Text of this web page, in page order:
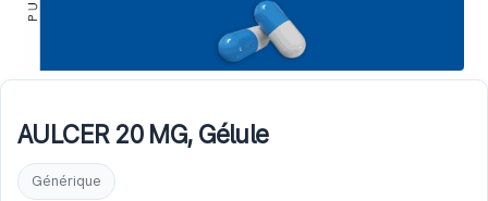
AULCER 20 MG, Gélule
Générique